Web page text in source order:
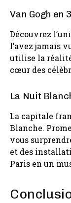
Van Gogh en
Découvrez
l’avez jamais
utilise la
cœur des
La Nuit
La capitale
Blanche.
vous
et des
Paris en un